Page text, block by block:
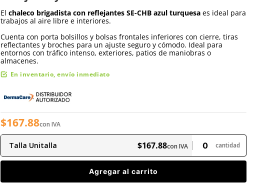
El chaleco brigadista con reflejantes SE-CHB azul turquesa es ideal para
trabajos al aire libre e interiores.
Cuenta con porta bolsillos y bolsas frontales inferiores con cierre, tiras
reflectantes y broches para un ajuste seguro y cómodo. Ideal para
entornos con tráfico intenso, exteriores, patios de maniobras o
almacenes.
En inventario, envío inmediato
$167.88con IVA
Talla Unitalla $167.88con IVA cantidad
Agregar al carrito